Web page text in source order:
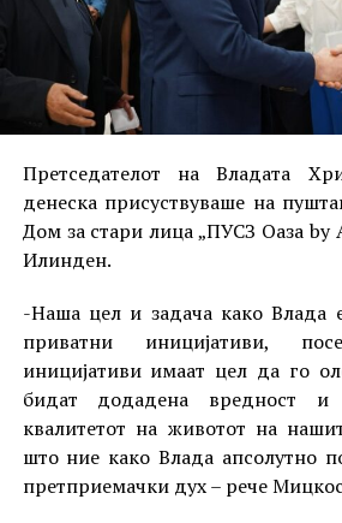
Претседателот на Владата
денеска присуствуваше на
Дом за стари лица „ПУСЗ Оаза by
Илинден.
-Наша цел и задача како Влада
приватни иницијативи,
иницијативи имаат цел да го
бидат додадена вредност
квалитетот на животот на
што ние како Влада апсолутно
претприемачки дух – рече